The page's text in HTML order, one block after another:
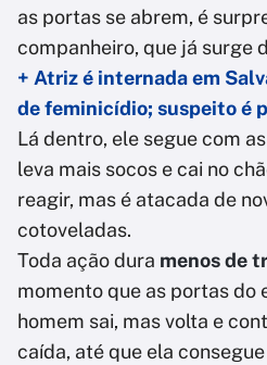
as portas se abrem, é
companheiro, que já surge
+ Atriz é internada em
de feminicídio; suspeito é
Lá dentro, ele segue com
leva mais socos e cai no
reagir, mas é atacada de
cotoveladas.
Toda ação dura menos de
momento que as portas do
homem sai, mas volta e
caída, até que ela